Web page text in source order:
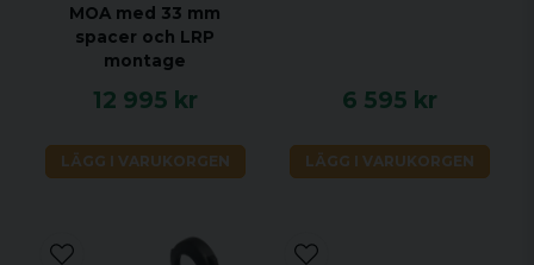
MOA med 33 mm
spacer och LRP
montage
12 995 kr
LÄGG I VARUKORGEN
6 595 kr
LÄGG I VARUKORGEN